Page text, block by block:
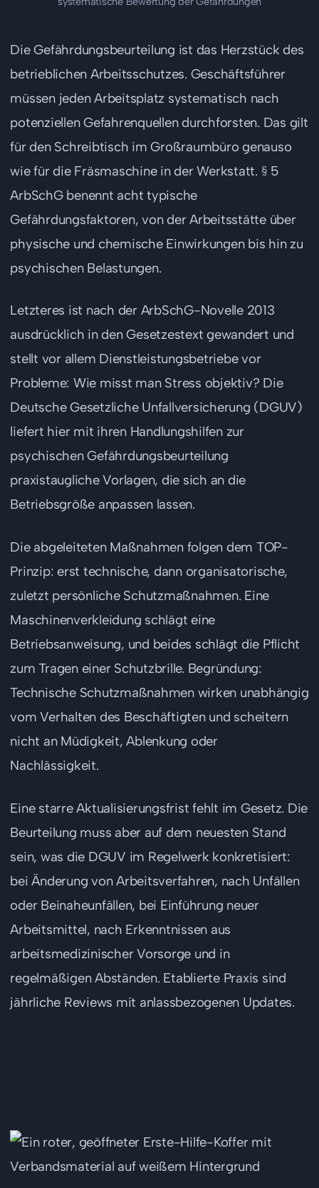
Die Gefährdungsbeurteilung ist das Herzstück des
betrieblichen Arbeitsschutzes. Geschäftsführer
müssen jeden Arbeitsplatz systematisch nach
potenziellen Gefahrenquellen durchforsten. Das gilt
für den Schreibtisch im Großraumbüro genauso
wie für die Fräsmaschine in der Werkstatt. § 5
ArbSchG benennt acht typische
Gefährdungsfaktoren, von der Arbeitsstätte über
physische und chemische Einwirkungen bis hin zu
psychischen Belastungen.
Letzteres ist nach der ArbSchG-Novelle 2013
ausdrücklich in den Gesetzestext gewandert und
stellt vor allem Dienstleistungsbetriebe vor
Probleme: Wie misst man Stress objektiv? Die
Deutsche Gesetzliche Unfallversicherung (DGUV)
liefert hier mit ihren Handlungshilfen zur
psychischen Gefährdungsbeurteilung
praxistaugliche Vorlagen, die sich an die
Betriebsgröße anpassen lassen.
Die abgeleiteten Maßnahmen folgen dem TOP-
Prinzip: erst technische, dann organisatorische,
zuletzt persönliche Schutzmaßnahmen. Eine
Maschinenverkleidung schlägt eine
Betriebsanweisung, und beides schlägt die Pflicht
zum Tragen einer Schutzbrille. Begründung:
Technische Schutzmaßnahmen wirken unabhängig
vom Verhalten des Beschäftigten und scheitern
nicht an Müdigkeit, Ablenkung oder
Nachlässigkeit.
Eine starre Aktualisierungsfrist fehlt im Gesetz. Die
Beurteilung muss aber auf dem neuesten Stand
sein, was die DGUV im Regelwerk konkretisiert:
bei Änderung von Arbeitsverfahren, nach Unfällen
oder Beinaheunfällen, bei Einführung neuer
Arbeitsmittel, nach Erkenntnissen aus
arbeitsmedizinischer Vorsorge und in
regelmäßigen Abständen. Etablierte Praxis sind
jährliche Reviews mit anlassbezogenen Updates.